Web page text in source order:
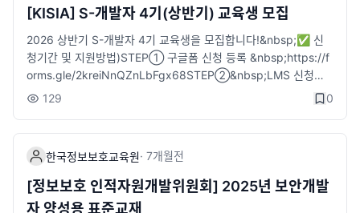
정 수료 후 ' 안랩' 기술지원, CERT 직무로 인턴 연계 지원🛡️ 파이
오링크 트랙 소개- 파이오링크 트랙의 채용직무인 '정보보호컨설
팅, 보안관제'에 특화된 커리큘럼- 교육과정 수료 후 ' 파이오링크'
정보보호컨설팅, 보안관제 직무로 인턴 연계 지원⭐ 모집대상- 4
년제 이상 IT 유관학과 졸업(예정)자 트랙별 20명⭐ 우대조건- '2
6년 8월 기준 4년제 졸업자 또는 졸업예정자- 정보보호 관련 기술
회- 2026년 5월 12일(화) 오후 2시※ 상기 일정은 변동될 수 있으
며, 구글폼 신청자 대상 상세 안내 문자 발송 예정입니다.📜 선발
절차1) 접수마감 : 5월 18일(월) 오전 10시까지2) 대면면접 : 5월
27일(수) ~ 5월 28일(목)3) 합격자 발표 : 개별 안내※ 세부 일정
은 변동될 수 있으며, 서류 합격자 대상 추후 개별 안내 예정입니
[KISIA] S-개발자 4기(상반기) 교육생 모집
2026 상반기 S-개발자 4기 교육생을 모집합니다!&nbsp;✅ 신
청기간 및 지원방법)STEP① 구글폼 신청 등록 &nbsp;https://f
orms.gle/2kreiNnQZnLbFgx68STEP②&nbsp;LMS 신청서
제출&nbsp;→ ~2.23(월), 오전 11시까지 신청서 제출✅ 신청대
시작 &nbsp;&nbsp; - 보안전문화 집체 교육 6주 진행 (평일 10:
00~ 17:00, 공휴일 제외)&nbsp; - 팀 프로젝트 12주 진행 (멘토
링 + 팀 회의 + 주간 보고)✏️ 교육장소)&nbsp; KISIA 한국정보
보호교육원(송파구 문정동)⭐ 선발절차)&nbsp;*일정은 변경될
129 0
한국정보보호교육원· 7개월전
[정보보호 인적자원개발위원회] 2025년 보안개발
자 양성용 표준교재